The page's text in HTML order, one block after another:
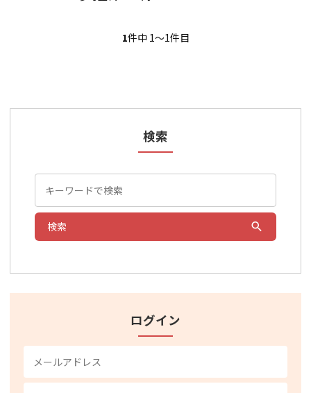
1件中 1〜1件目
検索
検索
ログイン